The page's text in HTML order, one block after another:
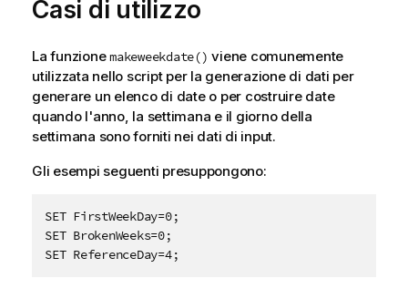
Casi di utilizzo
La funzionemakeweekdate() viene comunemente
utilizzata nello script per la generazione di dati per
generare un elenco di date o per costruire date
quando l'anno, la settimana e il giorno della
settimana sono forniti nei dati di input.
Gli esempi seguenti presuppongono:
SET FirstWeekDay=0;
SET BrokenWeeks=0;
SET ReferenceDay=4;